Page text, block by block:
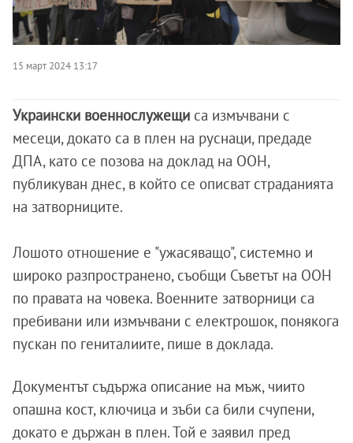
15 март 2024 13:17
Украински военнослужещи са измъчвани с
месеци, докато са в плен на руснаци, предаде
ДПА, като се позова на доклад на ООН,
публикуван днес, в който се описват страданията
на затворниците.
Лошото отношение е "ужасяващо", системно и
широко разпространено, съобщи Съветът на ООН
по правата на човека. Военните затворници са
пребивани или измъчвани с електрошок, понякога
пускан по гениталиите, пише в доклада.
Документът съдържа описание на мъж, чиито
опашна кост, ключица и зъби са били счупени,
докато е държан в плен. Той е заявил пред